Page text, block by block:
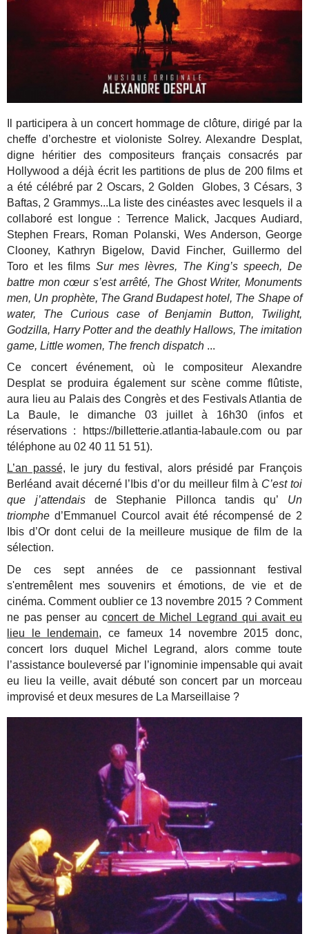
Il participera à un concert hommage de clôture, dirigé par la
cheffe d’orchestre et violoniste Solrey. Alexandre Desplat,
digne héritier des compositeurs français consacrés par
Hollywood a déjà écrit les partitions de plus de 200 films et
a été célébré par 2 Oscars, 2 Golden Globes, 3 Césars, 3
Baftas, 2 Grammys...La liste des cinéastes avec lesquels il a
collaboré est longue : Terrence Malick, Jacques Audiard,
Stephen Frears, Roman Polanski, Wes Anderson, George
Clooney, Kathryn Bigelow, David Fincher, Guillermo del
Toro et les filmsSur mes lèvres, The King’s speech, De
battre mon cœur s’est arrêté, The Ghost Writer, Monuments
men, Un prophète, The Grand Budapest hotel, The Shape of
water, The Curious case of Benjamin Button, Twilight,
Godzilla, Harry Potter and the deathly Hallows, The imitation
game, Little women, The french dispatch ...
Ce concert événement, où le compositeur Alexandre
Desplat se produira également sur scène comme flûtiste,
aura lieu au Palais des Congrès et des Festivals Atlantia de
La Baule, le dimanche 03 juillet à 16h30 (infos et
réservations : https://billetterie.atlantia-labaule.com ou par
téléphone au 02 40 11 51 51).
L’an passé, le jury du festival, alors présidé par François
Berléand avait décerné l’Ibis d’or du meilleur film à C’est toi
que j’attendais de Stephanie Pillonca tandis qu’ Un
triomphe d’Emmanuel Courcol avait été récompensé de 2
Ibis d’Or dont celui de la meilleure musique de film de la
sélection.
De ces sept années de ce passionnant festival
s'entremêlent mes souvenirs et émotions, de vie et de
cinéma. Comment oublier ce 13 novembre 2015 ? Comment
ne pas penser au concert de Michel Legrand qui avait eu
lieu le lendemain, ce fameux 14 novembre 2015 donc,
concert lors duquel Michel Legrand, alors comme toute
l’assistance bouleversé par l’ignominie impensable qui avait
eu lieu la veille, avait débuté son concert par un morceau
improvisé et deux mesures de La Marseillaise ?